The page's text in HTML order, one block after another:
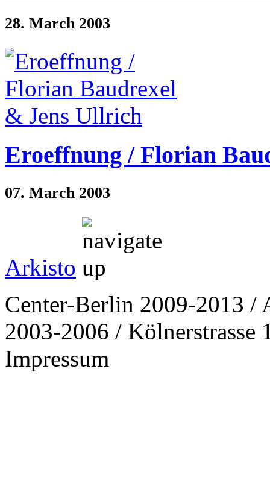
28. March 2003
Eroeffnung / Florian
07. March 2003
Arkisto
Center-Berlin 2009-2013 /
2003-2006 /
Impressum